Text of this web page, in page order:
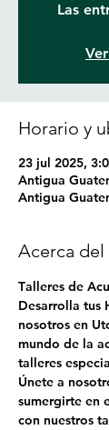
Las
Horario y
23 jul 2025,
Antigua
Antigua
Acerca del
Talleres de
Desarrolla tus
nosotros en
mundo de la
talleres
Únete a
sumergirte en
con nuestros